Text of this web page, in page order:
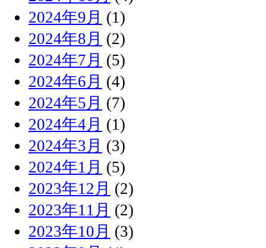
2024年9月 (1)
2024年8月 (2)
2024年7月 (5)
2024年6月 (4)
2024年5月 (7)
2024年4月 (1)
2024年3月 (3)
2024年1月 (5)
2023年12月 (2)
2023年11月 (2)
2023年10月 (3)